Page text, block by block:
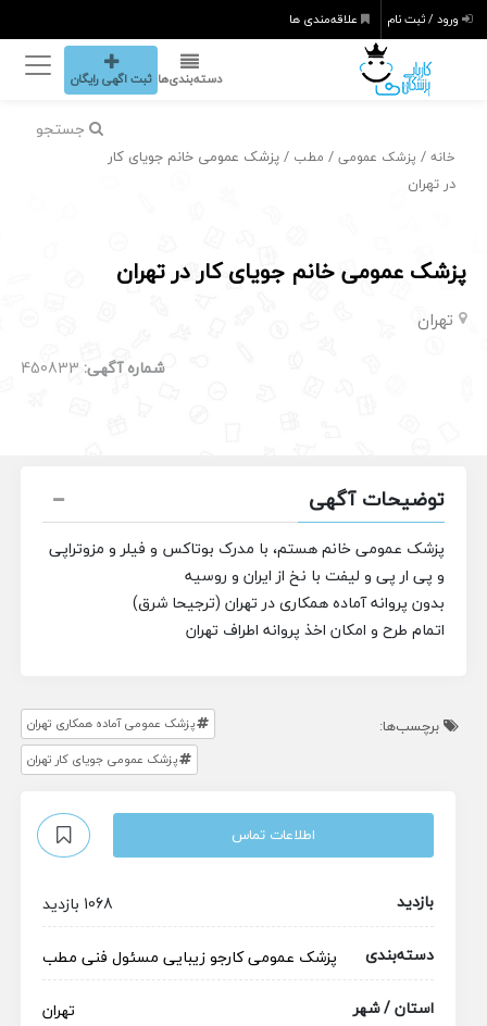
ورود / ثبت نام علاقه‌مندی ها
دسته‌بندی‌ها ثبت اگهی رایگان
جستجو
خانه / پزشک عمومی / مطب / پزشک عمومی خانم جویای کار
در تهران
پزشک عمومی خانم جویای کار در تهران
تهران
شماره آگهی: 450833
توضیحات آگهی
پزشک عمومی خانم هستم، با مدرک بوتاکس و فیلر و مزوتراپی
و پی ار پی و لیفت با نخ از ایران و روسیه
بدون پروانه آماده همکاری در تهران (ترجیحا شرق)
اتمام طرح و امکان اخذ پروانه اطراف تهران
برچسب‌ها:
پزشک عمومی آماده همکاری تهران
پزشک عمومی جویای کار تهران
اطلاعات تماس
بازدید
1068 بازدید
دسته‌بندی
پزشک عمومیکارجوزیبایی مسئول فنی مطب
استان / شهر
تهران